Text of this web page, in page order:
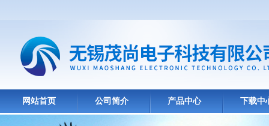
网站首页 公司简介 产品中心 下载中